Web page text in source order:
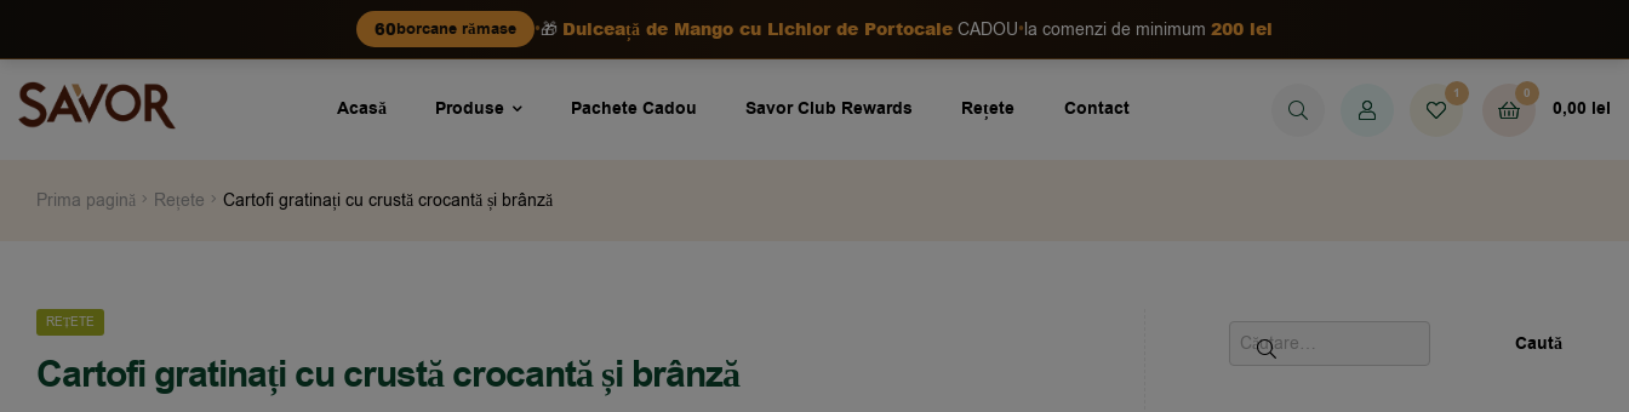
60borcane rămase •🎁 Dulceață de Mango cu Lichior de Portocale CADOU•la comenzi de minimum 200 lei
Acasă Produse Pachete Cadou Savor Club Rewards Rețete Contact
1 0
0,00 lei
Prima pagină Rețete Cartofi gratinați cu crustă crocantă și brânză
REȚETE
Cartofi gratinați cu crustă crocantă și brânză